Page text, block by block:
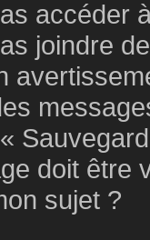
accéder
joindre
doit être
sujet ?